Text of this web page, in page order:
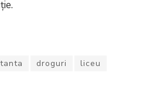
droguri
liceu